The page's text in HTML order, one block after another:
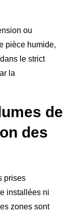
ou
pièce humide,
le strict
la
de
des
prises
installées ni
zones sont